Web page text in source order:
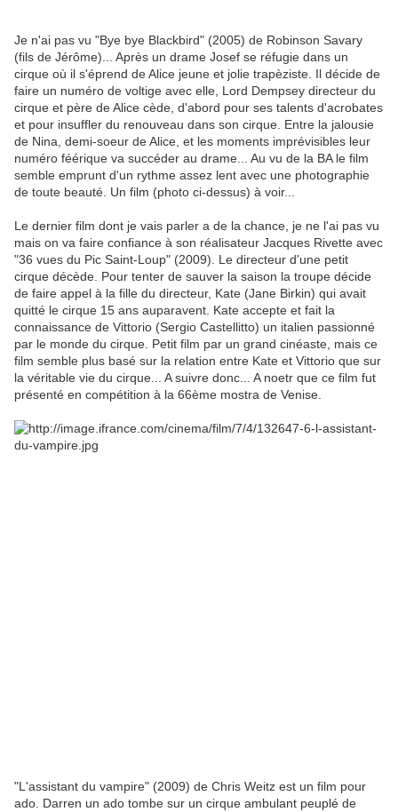
Je n'ai pas vu "Bye bye Blackbird" (2005) de Robinson Savary
(fils de Jérôme)... Après un drame Josef se réfugie dans un
cirque où il s'éprend de Alice jeune et jolie trapèziste. Il décide de
faire un numéro de voltige avec elle, Lord Dempsey directeur du
cirque et père de Alice cède, d'abord pour ses talents d'acrobates
et pour insuffler du renouveau dans son cirque. Entre la jalousie
de Nina, demi-soeur de Alice, et les moments imprévisibles leur
numéro féérique va succéder au drame... Au vu de la BA le film
semble emprunt d'un rythme assez lent avec une photographie
de toute beauté. Un film (photo ci-dessus) à voir...
Le dernier film dont je vais parler a de la chance, je ne l'ai pas vu
mais on va faire confiance à son réalisateur Jacques Rivette avec
"36 vues du Pic Saint-Loup" (2009). Le directeur d'une petit
cirque décède. Pour tenter de sauver la saison la troupe décide
de faire appel à la fille du directeur, Kate (Jane Birkin) qui avait
quitté le cirque 15 ans auparavent. Kate accepte et fait la
connaissance de Vittorio (Sergio Castellitto) un italien passionné
par le monde du cirque. Petit film par un grand cinéaste, mais ce
film semble plus basé sur la relation entre Kate et Vittorio que sur
la véritable vie du cirque... A suivre donc... A noetr que ce film fut
présenté en compétition à la 66ème mostra de Venise.
"L'assistant du vampire" (2009) de Chris Weitz est un film pour
ado. Darren un ado tombe sur un cirque ambulant peuplé de